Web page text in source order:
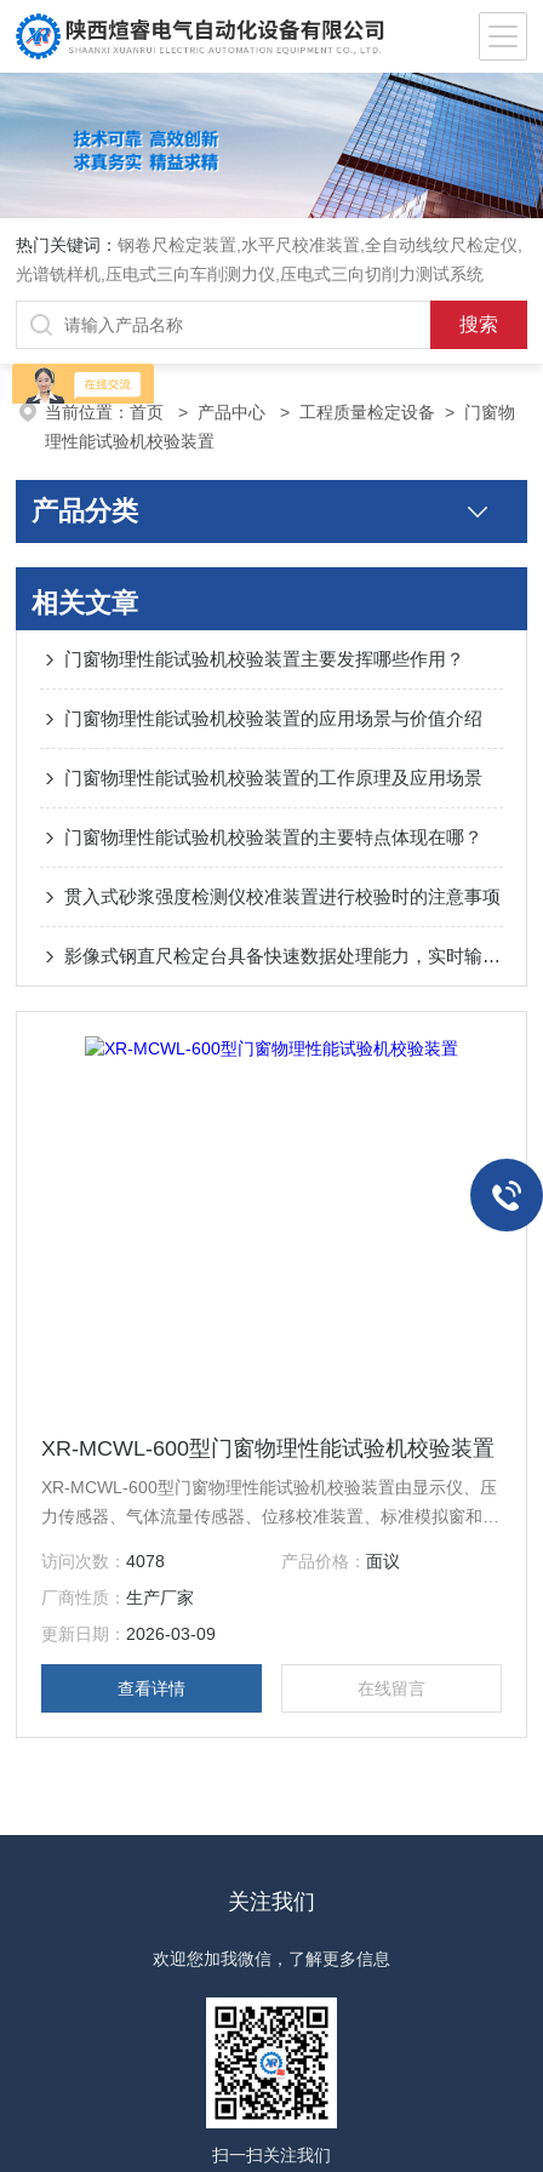
热门关键词：钢卷尺检定装置,水平尺校准装置,全自动线纹尺检定仪,
光谱铣样机,压电式三向车削测力仪,压电式三向切削力测试系统
当前位置：首页 > 产品中心 > 工程质量检定设备 > 门窗物
理性能试验机校验装置
产品分类
相关文章
门窗物理性能试验机校验装置主要发挥哪些作用？
门窗物理性能试验机校验装置的应用场景与价值介绍
门窗物理性能试验机校验装置的工作原理及应用场景
门窗物理性能试验机校验装置的主要特点体现在哪？
贯入式砂浆强度检测仪校准装置进行校验时的注意事项
影像式钢直尺检定台具备快速数据处理能力，实时输出检定结果
XR-MCWL-600型门窗物理性能试验机校验装置
XR-MCWL-600型门窗物理性能试验机校验装置由显示仪、压
力传感器、气体流量传感器、位移校准装置、标准模拟窗和淋
量、压力、位移进行校准和对气密性、水密性进行测试。该校
验装置仪表采用触摸屏显示，能实时显示数据，能画出实时时
间--测试数据曲线，具有多点、多通道校准功能，具有计时功
能，标准模拟窗装置可与压力传感器、流量传感器连接，方便
访问次数：4078 产品价格： 面议
厂商性质：生产厂家
更新日期： 2026-03-09
查看详情 在线留言
关注我们
欢迎您加我微信，了解更多信息
扫一扫关注我们